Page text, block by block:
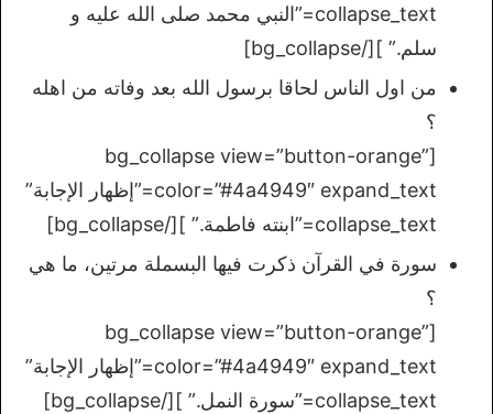
collapse_text=”النبي محمد صلى الله عليه و
سلم.” ][/bg_collapse]
من اول الناس لحاقا برسول الله بعد وفاته من اهله
؟
[bg_collapse view=”button-orange”
color=”#4a4949″ expand_text=”إظهار الإجابة”
collapse_text=”ابنته فاطمة.” ][/bg_collapse]
سورة في القرآن ذكرت فيها البسملة مرتين، ما هي
؟
[bg_collapse view=”button-orange”
color=”#4a4949″ expand_text=”إظهار الإجابة”
collapse_text=”سورة النمل.” ][/bg_collapse]